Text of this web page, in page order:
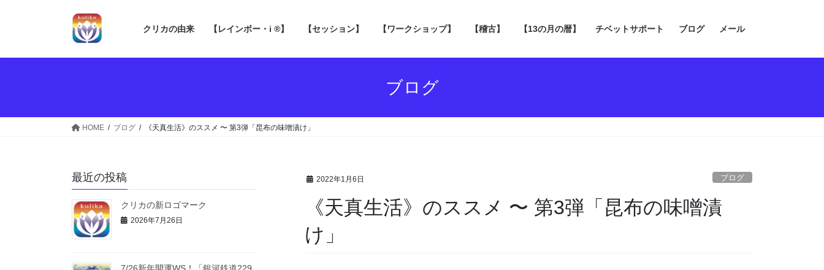
クリカの由来 【レインボー・i ®】 【セッション】 【ワークショップ】 【稽古】 【13の月の暦】 チベットサポート ブログ メール
ブログ
HOME ブログ 《天真生活》のススメ 〜 第3弾「昆布の味噌漬け」
2022年1月6日 ブログ
《天真生活》のススメ 〜 第3弾「昆布の味噌漬
け」
最近の投稿
クリカの新ロゴマーク
2026年7月26日